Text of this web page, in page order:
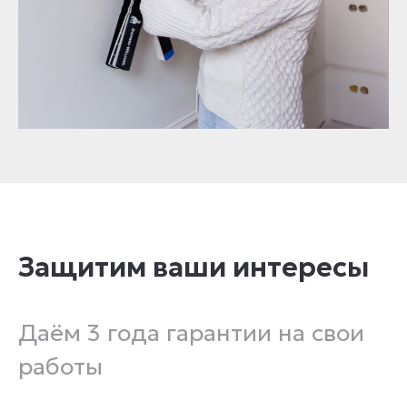
Защитим ваши интересы
Даём 3 года гарантии на свои
работы